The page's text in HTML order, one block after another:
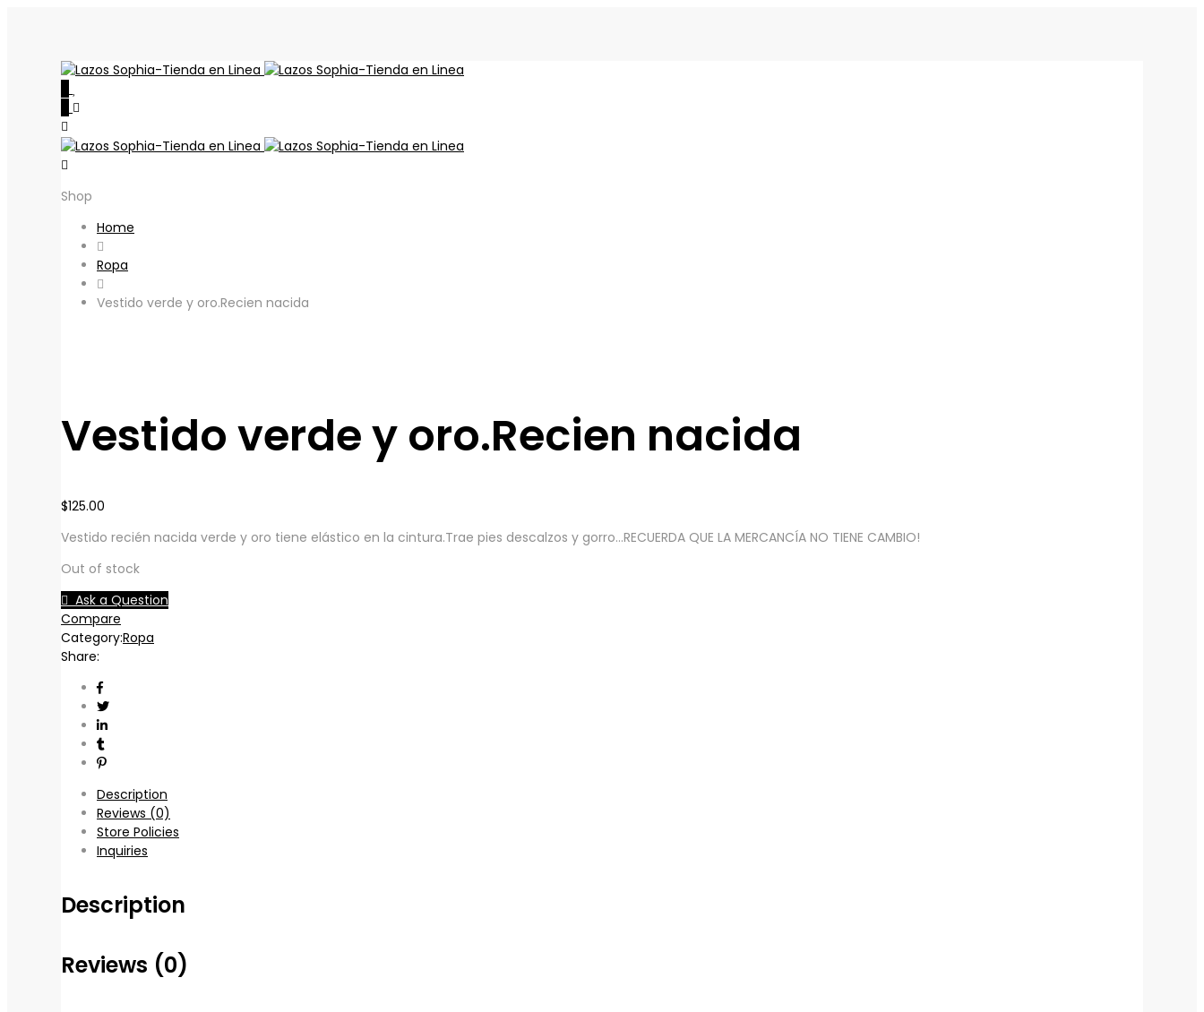
Shop
Home
Ropa
Vestido verde y oro.Recien nacida
Vestido verde y oro.Recien nacida
$125.00
Vestido recién nacida verde y oro tiene elástico en la cintura.Trae pies descalzos y gorro…RECUERDA QUE LA MERCANCÍA NO TIENE CAMBIO!
Out of stock
Ask a Question
Compare
Category:Ropa
Share:
Description
Reviews (0)
Store Policies
Inquiries
Description
Reviews (0)